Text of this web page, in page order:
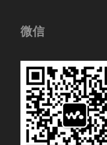
微信